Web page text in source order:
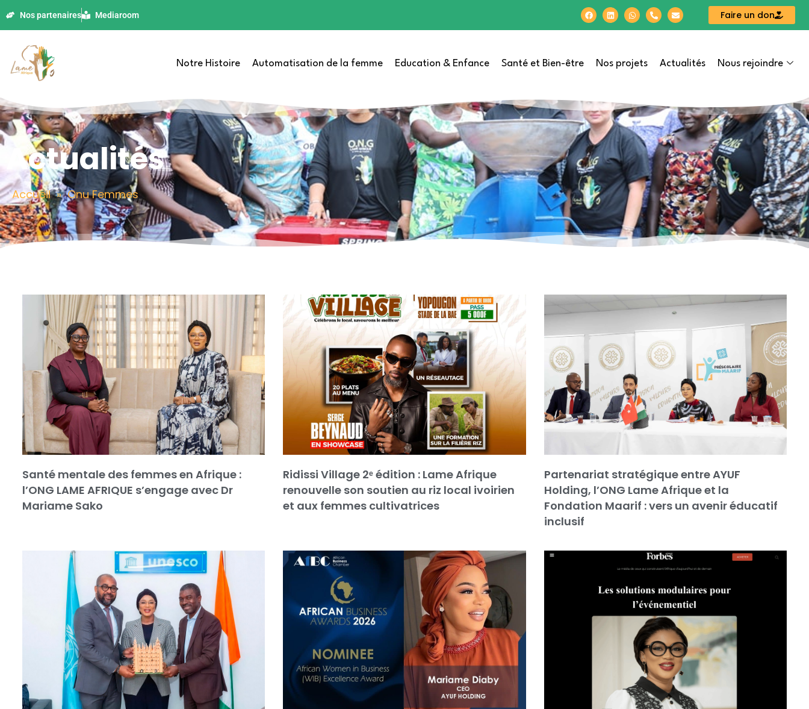
Nos partenaires Mediaroom Faire un don
Notre Histoire Automatisation de la femme Education & Enfance Santé et Bien-être Nos projets Actualités Nous rejoindre
Actualités
Accueil » Onu Femmes
Santé mentale des femmes en Afrique :
l’ONG LAME AFRIQUE s’engage avec Dr
Mariame Sako
Ridissi Village 2ᵉ édition : Lame Afrique
renouvelle son soutien au riz local ivoirien
et aux femmes cultivatrices
Partenariat stratégique entre AYUF
Holding, l’ONG Lame Afrique et la
Fondation Maarif : vers un avenir éducatif
inclusif